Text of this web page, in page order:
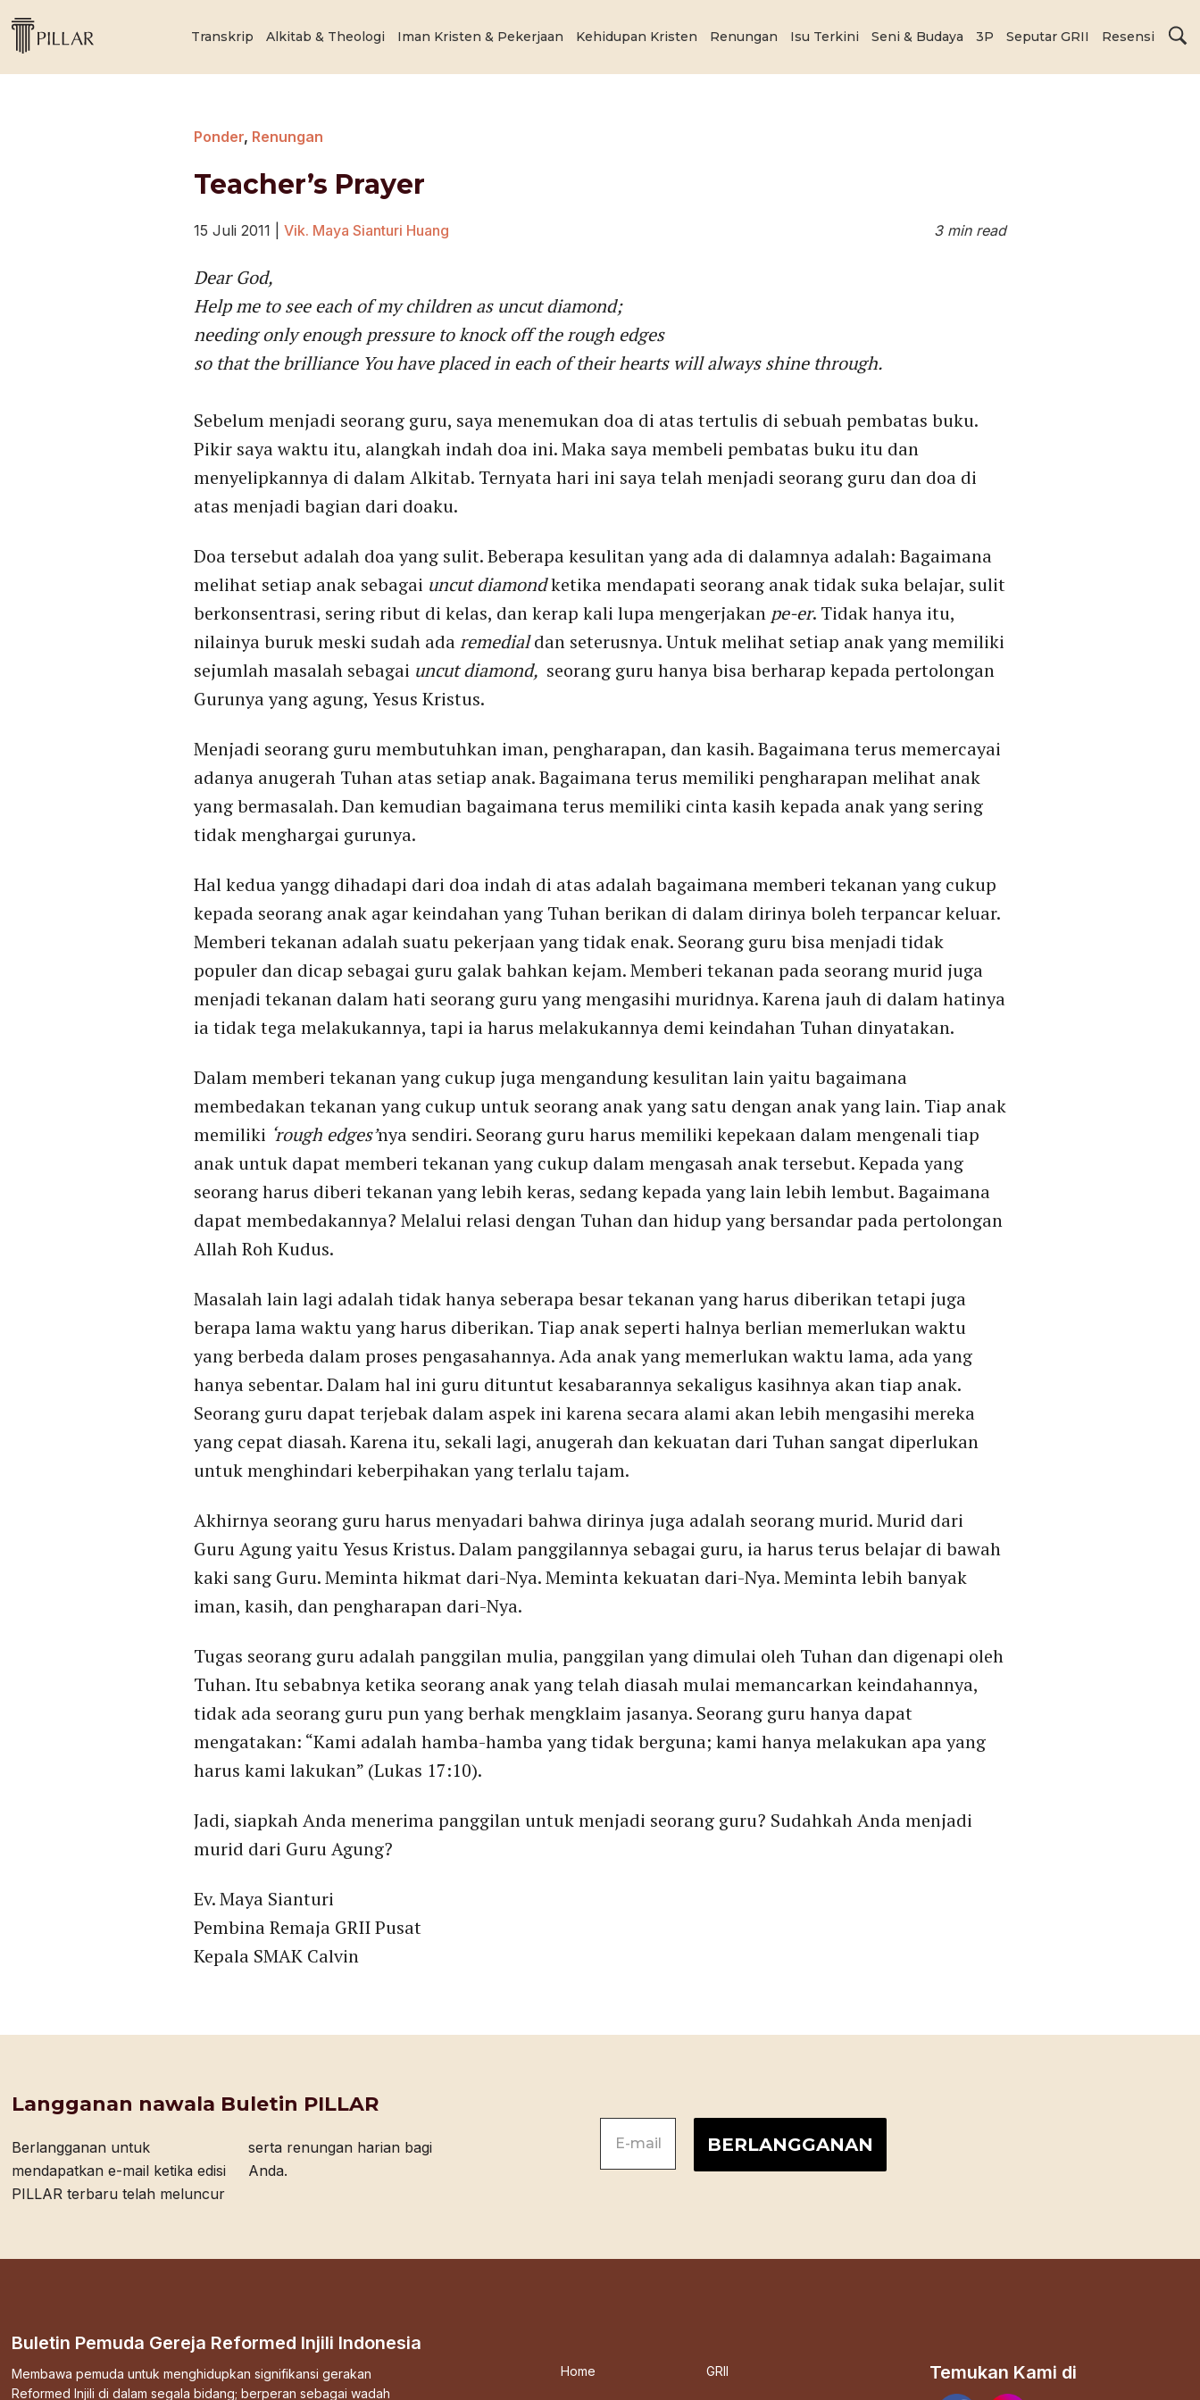
Transkrip Alkitab & Theologi Iman Kristen & Pekerjaan Kehidupan Kristen Renungan Isu Terkini Seni & Budaya 3P Seputar GRII Resensi
Ponder, Renungan
Teacher’s Prayer
15 Juli 2011 Vik. Maya Sianturi Huang 3 min read
Dear God,
Help me to see each of my children as uncut diamond;
needing only enough pressure to knock off the rough edges
so that the brilliance You have placed in each of their hearts will always shine through.
Sebelum menjadi seorang guru, saya menemukan doa di atas tertulis di sebuah pembatas buku.
Pikir saya waktu itu, alangkah indah doa ini. Maka saya membeli pembatas buku itu dan
menyelipkannya di dalam Alkitab. Ternyata hari ini saya telah menjadi seorang guru dan doa di
atas menjadi bagian dari doaku.
Doa tersebut adalah doa yang sulit. Beberapa kesulitan yang ada di dalamnya adalah: Bagaimana
melihat setiap anak sebagai uncut diamondketika mendapati seorang anak tidak suka belajar, sulit
berkonsentrasi, sering ribut di kelas, dan kerap kali lupa mengerjakan pe-er. Tidak hanya itu,
nilainya buruk meski sudah adaremedialdan seterusnya. Untuk melihat setiap anak yang memiliki
sejumlah masalah sebagai uncut diamond, seorang guru hanya bisa berharap kepada pertolongan
Gurunya yang agung, Yesus Kristus.
Menjadi seorang guru membutuhkan iman, pengharapan, dan kasih. Bagaimana terus memercayai
adanya anugerah Tuhan atas setiap anak. Bagaimana terus memiliki pengharapan melihat anak
yang bermasalah. Dan kemudian bagaimana terus memiliki cinta kasih kepada anak yang sering
tidak menghargai gurunya.
Hal kedua yangg dihadapi dari doa indah di atas adalah bagaimana memberi tekanan yang cukup
kepada seorang anak agar keindahan yang Tuhan berikan di dalam dirinya boleh terpancar keluar.
Memberi tekanan adalah suatu pekerjaan yang tidak enak. Seorang guru bisa menjadi tidak
populer dan dicap sebagai guru galak bahkan kejam. Memberi tekanan pada seorang murid juga
menjadi tekanan dalam hati seorang guru yang mengasihi muridnya. Karena jauh di dalam hatinya
ia tidak tega melakukannya, tapi ia harus melakukannya demi keindahan Tuhan dinyatakan.
Dalam memberi tekanan yang cukup juga mengandung kesulitan lain yaitu bagaimana
membedakan tekanan yang cukup untuk seorang anak yang satu dengan anak yang lain. Tiap anak
memiliki ‘rough edges’nya sendiri. Seorang guru harus memiliki kepekaan dalam mengenali tiap
anak untuk dapat memberi tekanan yang cukup dalam mengasah anak tersebut. Kepada yang
seorang harus diberi tekanan yang lebih keras, sedang kepada yang lain lebih lembut. Bagaimana
dapat membedakannya? Melalui relasi dengan Tuhan dan hidup yang bersandar pada pertolongan
Allah Roh Kudus.
Masalah lain lagi adalah tidak hanya seberapa besar tekanan yang harus diberikan tetapi juga
berapa lama waktu yang harus diberikan. Tiap anak seperti halnya berlian memerlukan waktu
yang berbeda dalam proses pengasahannya. Ada anak yang memerlukan waktu lama, ada yang
hanya sebentar. Dalam hal ini guru dituntut kesabarannya sekaligus kasihnya akan tiap anak.
Seorang guru dapat terjebak dalam aspek ini karena secara alami akan lebih mengasihi mereka
yang cepat diasah. Karena itu, sekali lagi, anugerah dan kekuatan dari Tuhan sangat diperlukan
untuk menghindari keberpihakan yang terlalu tajam.
Akhirnya seorang guru harus menyadari bahwa dirinya juga adalah seorang murid. Murid dari
Guru Agung yaitu Yesus Kristus. Dalam panggilannya sebagai guru, ia harus terus belajar di bawah
kaki sang Guru. Meminta hikmat dari-Nya. Meminta kekuatan dari-Nya. Meminta lebih banyak
iman, kasih, dan pengharapan dari-Nya.
Tugas seorang guru adalah panggilan mulia, panggilan yang dimulai oleh Tuhan dan digenapi oleh
Tuhan. Itu sebabnya ketika seorang anak yang telah diasah mulai memancarkan keindahannya,
tidak ada seorang guru pun yang berhak mengklaim jasanya. Seorang guru hanya dapat
mengatakan: “Kami adalah hamba-hamba yang tidak berguna; kami hanya melakukan apa yang
harus kami lakukan” (Lukas 17:10).
Jadi, siapkah Anda menerima panggilan untuk menjadi seorang guru? Sudahkah Anda menjadi
murid dari Guru Agung?
Ev. Maya Sianturi
Pembina Remaja GRII Pusat
Kepala SMAK Calvin
Langganan nawala Buletin PILLAR
Berlangganan untuk
mendapatkan e-mail ketika edisi
PILLAR terbaru telah meluncur
serta renungan harian bagi
Anda.
Buletin Pemuda Gereja Reformed Injili Indonesia
Membawa pemuda untuk menghidupkan signifikansi gerakan
Reformed Injili di dalam segala bidang; berperan sebagai wadah
Temukan Kami di
Home GRII